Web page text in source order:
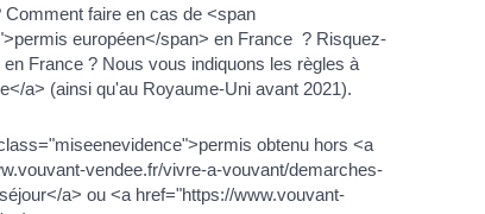
faire en cas de <span
européen</span> en France ? Risquez-
France ? Nous vous indiquons les règles à
a> (ainsi qu'au Royaume-Uni avant 2021).
obtenu hors <a
vendee.fr/vivre-a-vouvant/demarches-
a> ou <a href="https://www.vouvant-